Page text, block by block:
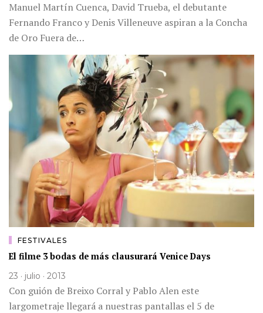
Manuel Martín Cuenca, David Trueba, el debutante
Fernando Franco y Denis Villeneuve aspiran a la Concha
de Oro Fuera de…
FESTIVALES
El filme 3 bodas de más clausurará Venice Days
23 · julio · 2013
Con guión de Breixo Corral y Pablo Alen este
largometraje llegará a nuestras pantallas el 5 de